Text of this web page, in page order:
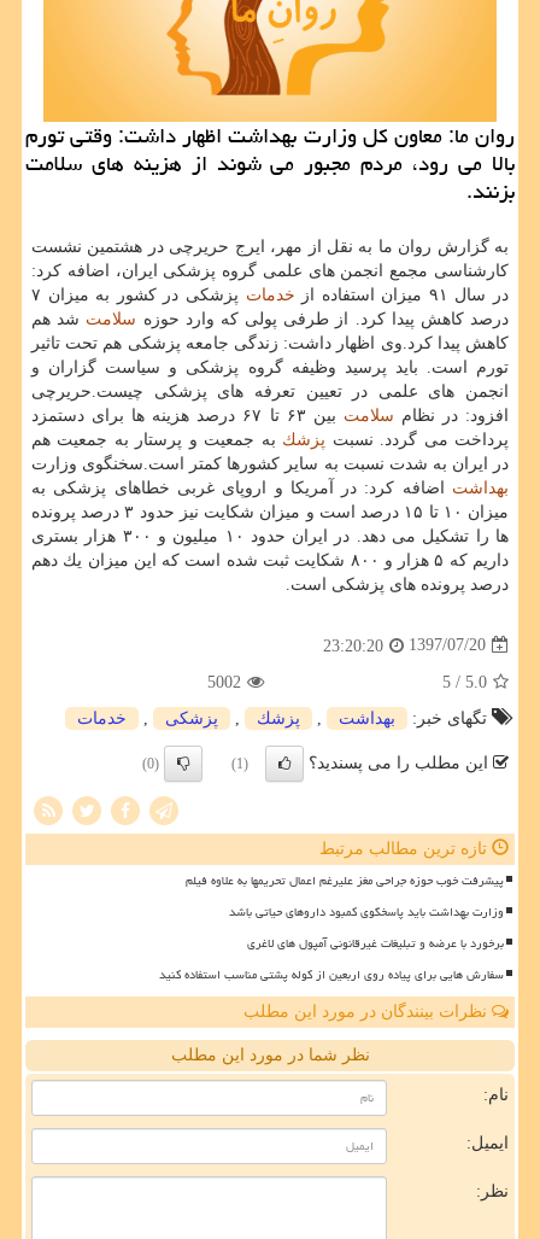
روان ما: معاون كل وزارت بهداشت اظهار داشت: وقتی تورم
بالا می رود، ‏مردم مجبور می شوند از هزینه های سلامت
بزنند.
به گزارش روان ما به نقل از مهر، ایرج حریرچی در هشتمین نشست
كارشناسی مجمع انجمن های علمی گروه پزشكی ‏ایران، اضافه كرد:
در سال ۹۱ میزان استفاده از
خدمات
پزشكی در كشور به میزان ۷
درصد كاهش پیدا كرد. از ‏طرفی پولی كه وارد حوزه سلامت شد هم
كاهش پیدا كرد.‏وی اظهار داشت: زندگی جامعه پزشكی هم تحت تاثیر
تورم است. باید پرسید وظیفه گروه پزشكی و سیاست گزاران و
‏انجمن های علمی در تعیین تعرفه های پزشكی چیست.‏حریرچی
افزود: در نظام سلامت
بین ۶۳ تا ۶۷ درصد هزینه ها برای دستمزد
پرداخت می گردد. نسبت پزشك به جمعیت و پرستار ‏به جمعیت هم
در ایران به شدت نسبت به سایر كشورها كمتر است.‏سخنگوی وزارت
بهداشت اضافه كرد: در آمریكا و اروپای غربی خطاهای پزشكی به
میزان ۱۰ تا ۱۵ درصد است و میزان شكایت ‏نیز حدود ۳ درصد پرونده
ها را تشكیل می دهد. در ایران حدود ۱۰ میلیون و ۳۰۰ هزار بستری
داریم كه ۵ هزار و ۸۰۰ شكایت ‏ثبت شده است كه این میزان یك دهم
درصد پرونده های پزشكی است.
1397/07/20
23:20:20
5.0
/ 5
5002
تگهای خبر:
بهداشت پزشك پزشكی خدمات
این مطلب را می پسندید؟ (1)
(0)
تازه ترین مطالب مرتبط
پیشرفت خوب حوزه جراحی مغز علیرغم اعمال تحریمها به علاوه فیلم
وزارت بهداشت باید پاسخگوی کمبود داروهای حیاتی باشد
برخورد با عرضه و تبلیغات غیرقانونی آمپول های لاغری
سفارش هایی برای پیاده روی اربعین از کوله پشتی مناسب استفاده کنید
نظرات بینندگان در مورد این مطلب
نظر شما در مورد این مطلب
نام:
ایمیل:
نظر: